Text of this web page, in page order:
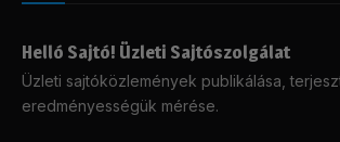
Helló Sajtó! Üzleti Sajtószolgálat
Üzleti sajtóközlemények publikálása,
eredményességük mérése.